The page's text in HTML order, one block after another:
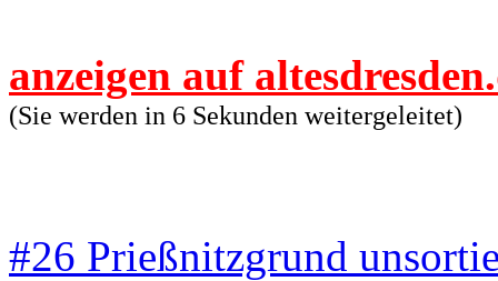
anzeigen auf
(Sie werden in 6 Sekunden weitergeleitet)
#26 Prießnitzgrund